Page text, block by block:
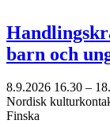
barn och
8.9.2026 16.30 –
Nordisk
Finska